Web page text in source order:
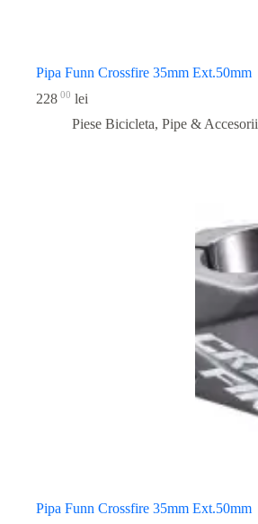
Pipa Funn Crossfire 35mm Ext.50mm
228 00 lei
Piese Bicicleta, Pipe & Accesorii
Pipa Funn Crossfire 35mm Ext.50mm